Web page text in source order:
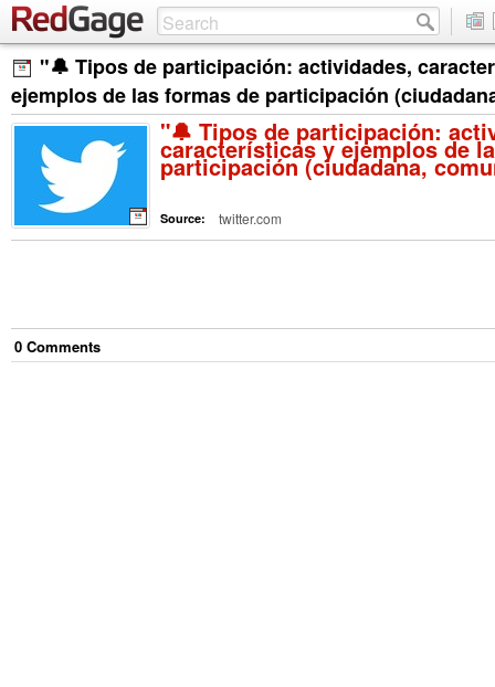
"🔔 Tipos de participación: actividades,
ejemplos de las formas de participación
"🔔 Tipos de participación:
características y ejemplos de
participación (ciudadana,
Source: twitter.com
0 Comments